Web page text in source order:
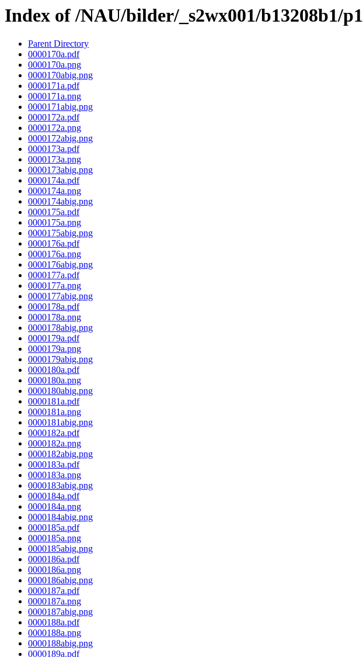
Index of /NAU/bilder/_s2wx001/b13208b1/p1
Parent Directory
0000170a.pdf
0000170a.png
0000170abig.png
0000171a.pdf
0000171a.png
0000171abig.png
0000172a.pdf
0000172a.png
0000172abig.png
0000173a.pdf
0000173a.png
0000173abig.png
0000174a.pdf
0000174a.png
0000174abig.png
0000175a.pdf
0000175a.png
0000175abig.png
0000176a.pdf
0000176a.png
0000176abig.png
0000177a.pdf
0000177a.png
0000177abig.png
0000178a.pdf
0000178a.png
0000178abig.png
0000179a.pdf
0000179a.png
0000179abig.png
0000180a.pdf
0000180a.png
0000180abig.png
0000181a.pdf
0000181a.png
0000181abig.png
0000182a.pdf
0000182a.png
0000182abig.png
0000183a.pdf
0000183a.png
0000183abig.png
0000184a.pdf
0000184a.png
0000184abig.png
0000185a.pdf
0000185a.png
0000185abig.png
0000186a.pdf
0000186a.png
0000186abig.png
0000187a.pdf
0000187a.png
0000187abig.png
0000188a.pdf
0000188a.png
0000188abig.png
0000189a.pdf